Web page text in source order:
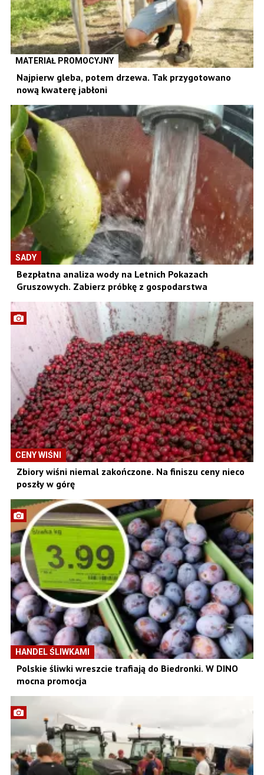
MATERIAŁ PROMOCYJNY
Najpierw gleba, potem drzewa. Tak przygotowano
nową kwaterę jabłoni
SADY
Bezpłatna analiza wody na Letnich Pokazach
Gruszowych. Zabierz próbkę z gospodarstwa
CENY WIŚNI
Zbiory wiśni niemal zakończone. Na finiszu ceny nieco
poszły w górę
HANDEL ŚLIWKAMI
Polskie śliwki wreszcie trafiają do Biedronki. W DINO
mocna promocja